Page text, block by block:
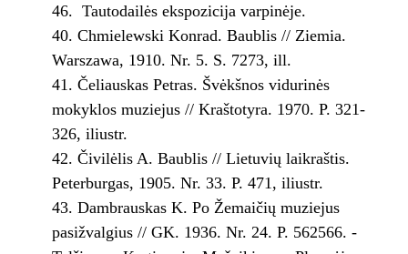
46. ­ Tautodailės ekspozicija varpinėje.
Chmielewski Konrad. Baublis // Ziemia.
Warszawa, 1910. Nr. 5. S. 72­73, ill.
Čeliauskas Petras. Švėkšnos vidurinės
mokyklos muziejus // Kraštotyra. 1970. P. 321­
326, iliustr.
Čivilėlis A. Baublis // Lietuvių laikraštis.
Peterburgas, 1905. Nr. 33. P. 471, iliustr.
Dambrauskas K. Po Žemaičių muziejus
pasižvalgius // GK. 1936. Nr. 2­4. P. 562­566. ­